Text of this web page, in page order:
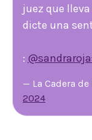
juez que
dicte una
:
— La Cadera de
2024